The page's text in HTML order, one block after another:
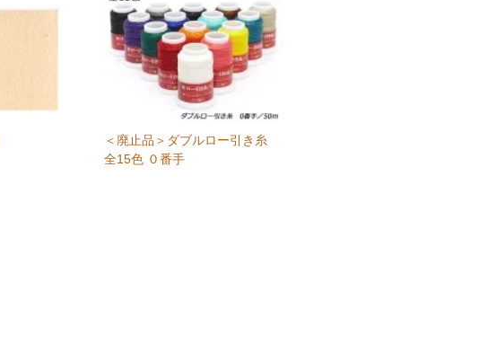
＜廃止品＞ダブルロー引き糸
全15色 ０番手